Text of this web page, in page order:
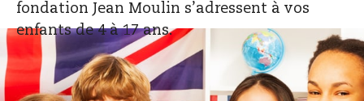
fondation Jean Moulin s’adressent à vos
enfants de 4 à 17 ans.